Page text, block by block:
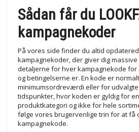
Sådan får du
kampagnekoder
På vores side finder du altid
kampagnekoder, der giver dig
detaljerne for hver kampagnekode for
og betingelserne er. En kode er
minimumsordreværdi eller for
tidspunkter, hvor koden er gyldig for
produktkategori og ikke for hele
følge vores brugervenlige trin for at få
kampagnekode.